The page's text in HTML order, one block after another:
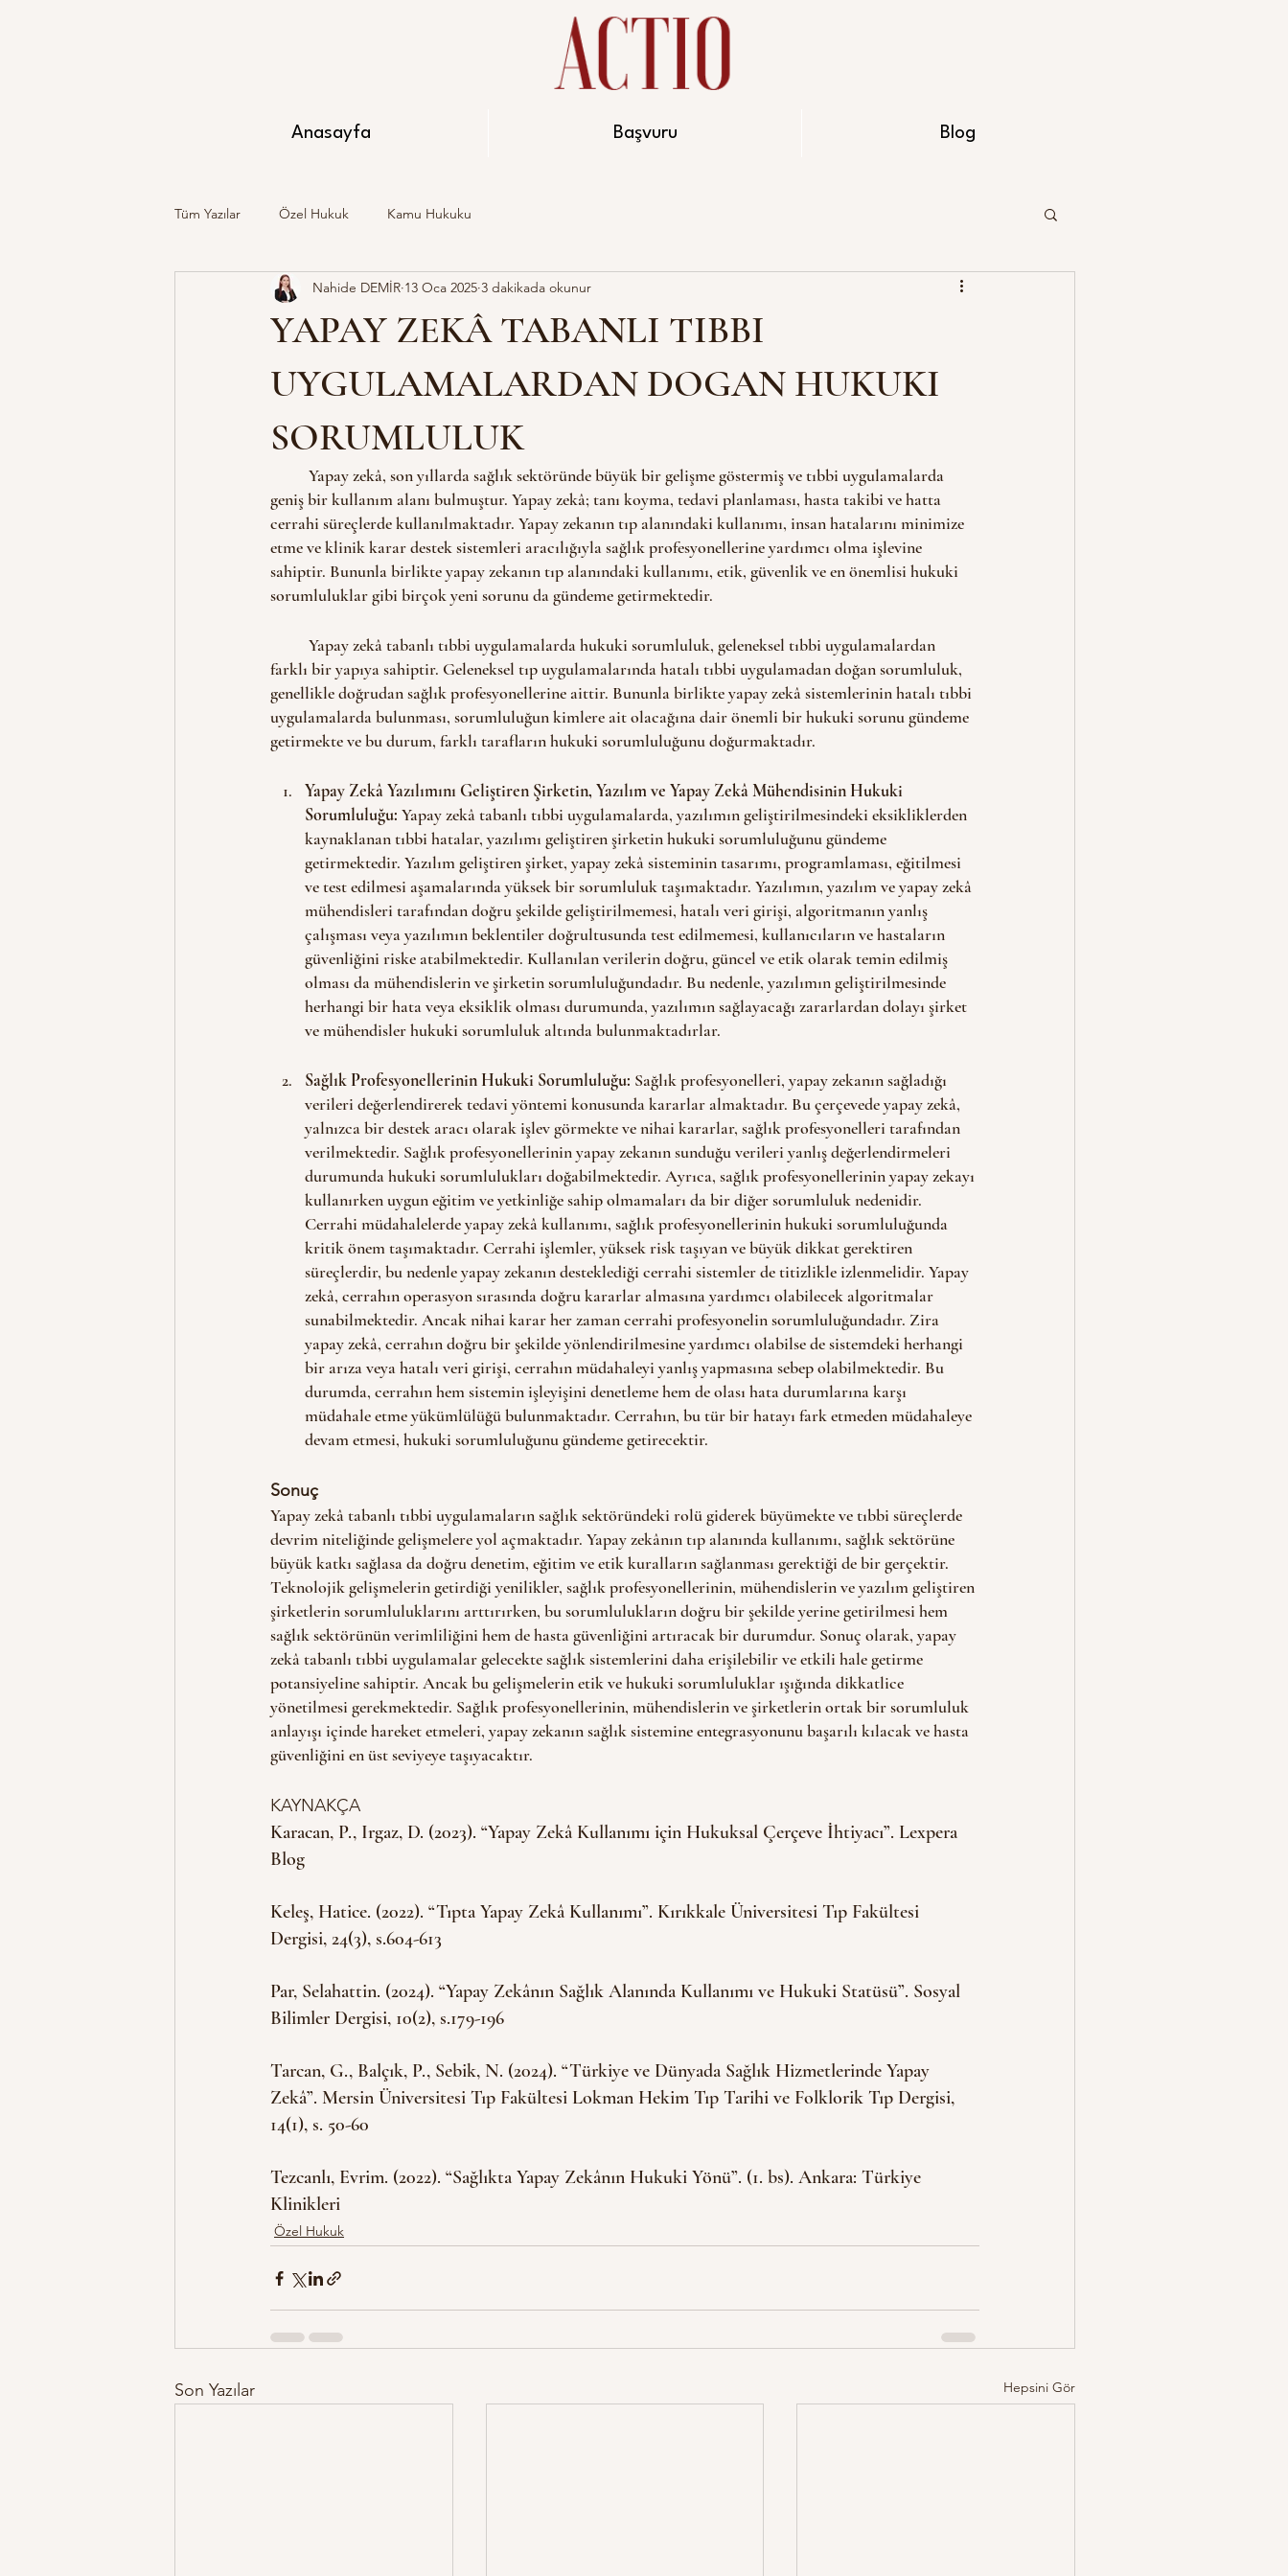
Anasayfa Başvuru Blog
Tüm Yazılar Özel Hukuk Kamu Hukuku
YAPAY ZEKÂ TABANLI TIBBI
UYGULAMALARDAN DOGAN HUKUKI
SORUMLULUK
Nahide DEMİR 13 Oca 2025 3 dakikada okunur
geniş bir kullanım alanı bulmuştur. Yapay zekâ; tanı koyma, tedavi planlaması, hasta takibi ve hatta
cerrahi süreçlerde kullanılmaktadır. Yapay zekanın tıp alanındaki kullanımı, insan hatalarını minimize
etme ve klinik karar destek sistemleri aracılığıyla sağlık profesyonellerine yardımcı olma işlevine
sahiptir. Bununla birlikte yapay zekanın tıp alanındaki kullanımı, etik, güvenlik ve en önemlisi hukuki
sorumluluklar gibi birçok yeni sorunu da gündeme getirmektedir.
farklı bir yapıya sahiptir. Geleneksel tıp uygulamalarında hatalı tıbbi uygulamadan doğan sorumluluk,
genellikle doğrudan sağlık profesyonellerine aittir. Bununla birlikte yapay zekâ sistemlerinin hatalı tıbbi
uygulamalarda bulunması, sorumluluğun kimlere ait olacağına dair önemli bir hukuki sorunu gündeme
getirmekte ve bu durum, farklı tarafların hukuki sorumluluğunu doğurmaktadır.
Yapay Zekâ Yazılımını Geliştiren Şirketin, Yazılım ve Yapay Zekâ Mühendisinin Hukuki
Sorumluluğu: Yapay zekâ tabanlı tıbbi uygulamalarda, yazılımın geliştirilmesindeki eksikliklerden
kaynaklanan tıbbi hatalar, yazılımı geliştiren şirketin hukuki sorumluluğunu gündeme
getirmektedir. Yazılım geliştiren şirket, yapay zekâ sisteminin tasarımı, programlaması, eğitilmesi
ve test edilmesi aşamalarında yüksek bir sorumluluk taşımaktadır. Yazılımın, yazılım ve yapay zekâ
mühendisleri tarafından doğru şekilde geliştirilmemesi, hatalı veri girişi, algoritmanın yanlış
çalışması veya yazılımın beklentiler doğrultusunda test edilmemesi, kullanıcıların ve hastaların
güvenliğini riske atabilmektedir. Kullanılan verilerin doğru, güncel ve etik olarak temin edilmiş
olması da mühendislerin ve şirketin sorumluluğundadır. Bu nedenle, yazılımın geliştirilmesinde
herhangi bir hata veya eksiklik olması durumunda, yazılımın sağlayacağı zararlardan dolayı şirket
ve mühendisler hukuki sorumluluk altında bulunmaktadırlar.
Sağlık Profesyonellerinin Hukuki Sorumluluğu: Sağlık profesyonelleri, yapay zekanın sağladığı
verileri değerlendirerek tedavi yöntemi konusunda kararlar almaktadır. Bu çerçevede yapay zekâ,
yalnızca bir destek aracı olarak işlev görmekte ve nihai kararlar, sağlık profesyonelleri tarafından
verilmektedir. Sağlık profesyonellerinin yapay zekanın sunduğu verileri yanlış değerlendirmeleri
durumunda hukuki sorumlulukları doğabilmektedir. Ayrıca, sağlık profesyonellerinin yapay zekayı
kullanırken uygun eğitim ve yetkinliğe sahip olmamaları da bir diğer sorumluluk nedenidir.
Cerrahi müdahalelerde yapay zekâ kullanımı, sağlık profesyonellerinin hukuki sorumluluğunda
kritik önem taşımaktadır. Cerrahi işlemler, yüksek risk taşıyan ve büyük dikkat gerektiren
süreçlerdir, bu nedenle yapay zekanın desteklediği cerrahi sistemler de titizlikle izlenmelidir. Yapay
zekâ, cerrahın operasyon sırasında doğru kararlar almasına yardımcı olabilecek algoritmalar
sunabilmektedir. Ancak nihai karar her zaman cerrahi profesyonelin sorumluluğundadır. Zira
yapay zekâ, cerrahın doğru bir şekilde yönlendirilmesine yardımcı olabilse de sistemdeki herhangi
bir arıza veya hatalı veri girişi, cerrahın müdahaleyi yanlış yapmasına sebep olabilmektedir. Bu
durumda, cerrahın hem sistemin işleyişini denetleme hem de olası hata durumlarına karşı
müdahale etme yükümlülüğü bulunmaktadır. Cerrahın, bu tür bir hatayı fark etmeden müdahaleye
devam etmesi, hukuki sorumluluğunu gündeme getirecektir.
Sonuç
Yapay zekâ tabanlı tıbbi uygulamaların sağlık sektöründeki rolü giderek büyümekte ve tıbbi süreçlerde
devrim niteliğinde gelişmelere yol açmaktadır. Yapay zekânın tıp alanında kullanımı, sağlık sektörüne
büyük katkı sağlasa da doğru denetim, eğitim ve etik kuralların sağlanması gerektiği de bir gerçektir.
Teknolojik gelişmelerin getirdiği yenilikler, sağlık profesyonellerinin, mühendislerin ve yazılım geliştiren
şirketlerin sorumluluklarını arttırırken, bu sorumlulukların doğru bir şekilde yerine getirilmesi hem
sağlık sektörünün verimliliğini hem de hasta güvenliğini artıracak bir durumdur. Sonuç olarak, yapay
zekâ tabanlı tıbbi uygulamalar gelecekte sağlık sistemlerini daha erişilebilir ve etkili hale getirme
potansiyeline sahiptir. Ancak bu gelişmelerin etik ve hukuki sorumluluklar ışığında dikkatlice
yönetilmesi gerekmektedir. Sağlık profesyonellerinin, mühendislerin ve şirketlerin ortak bir sorumluluk
anlayışı içinde hareket etmeleri, yapay zekanın sağlık sistemine entegrasyonunu başarılı kılacak ve hasta
güvenliğini en üst seviyeye taşıyacaktır.
KAYNAKÇA
Karacan, P., Irgaz, D. (2023). “Yapay Zekâ Kullanımı için Hukuksal Çerçeve İhtiyacı”. Lexpera
Blog
Keleş, Hatice. (2022). “Tıpta Yapay Zekâ Kullanımı”. Kırıkkale Üniversitesi Tıp Fakültesi
Dergisi, 24(3), s.604-613
Par, Selahattin. (2024). “Yapay Zekânın Sağlık Alanında Kullanımı ve Hukuki Statüsü”. Sosyal
Bilimler Dergisi, 10(2), s.179-196
Tarcan, G., Balçık, P., Sebik, N. (2024). “Türkiye ve Dünyada Sağlık Hizmetlerinde Yapay
Zekâ”. Mersin Üniversitesi Tıp Fakültesi Lokman Hekim Tıp Tarihi ve Folklorik Tıp Dergisi,
14(1), s. 50-60
Tezcanlı, Evrim. (2022). “Sağlıkta Yapay Zekânın Hukuki Yönü”. (1. bs). Ankara: Türkiye
Klinikleri
Özel Hukuk
Son Yazılar Hepsini Gör